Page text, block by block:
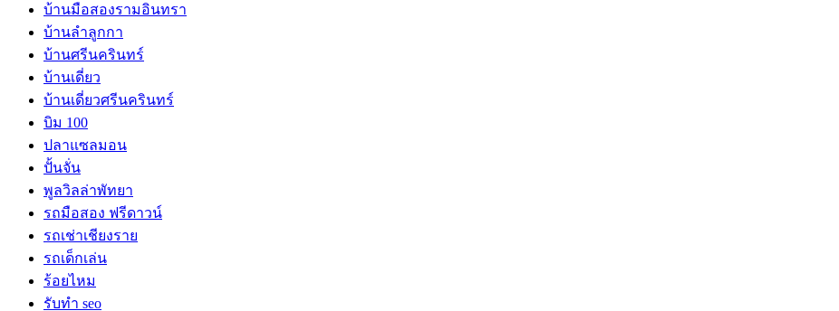
บ้านมือสองรามอินทรา
บ้านลำลูกกา
บ้านศรีนครินทร์
บ้านเดี่ยว
บ้านเดี่ยวศรีนครินทร์
บิม 100
ปลาแซลมอน
ปั้นจั่น
พูลวิลล่าพัทยา
รถมือสอง ฟรีดาวน์
รถเช่าเชียงราย
รถเด็กเล่น
ร้อยไหม
รับทำ seo